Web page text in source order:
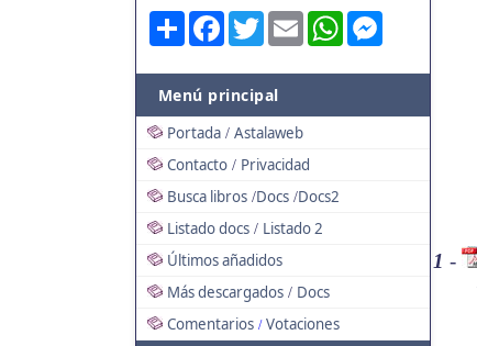
Share FacebookTwitterEmail WhatsApp
Menú principal
Portada / Astalaweb
Contacto / Privacidad
Busca libros /Docs /Docs2
Listado docs / Listado 2
Últimos añadidos
Más descargados / Docs
Comentarios / Votaciones
1 -